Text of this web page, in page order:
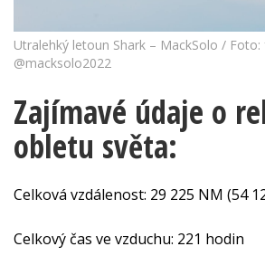
Utralehký letoun Shark – MackSolo /
@macksolo2022
Zajímavé údaje o
obletu světa:
Celková vzdálenost: 29 225 NM (54
Celkový čas ve vzduchu: 221 hodin